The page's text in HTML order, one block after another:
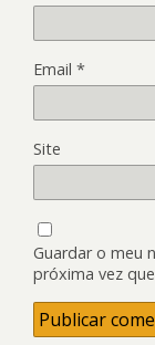
Email *
Site
Guardar o meu
próxima vez